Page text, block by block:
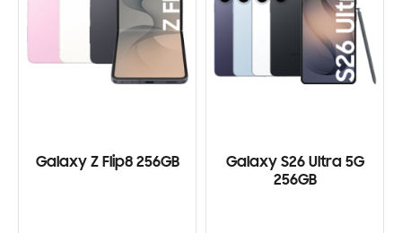
Galaxy Z Flip8 256GB
Galaxy S26 Ultra 5G
256GB